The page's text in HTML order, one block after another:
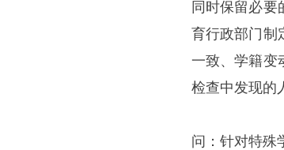
同时保留必
育行政部门制
一致、学籍变
检查中发现的
问：针对特殊